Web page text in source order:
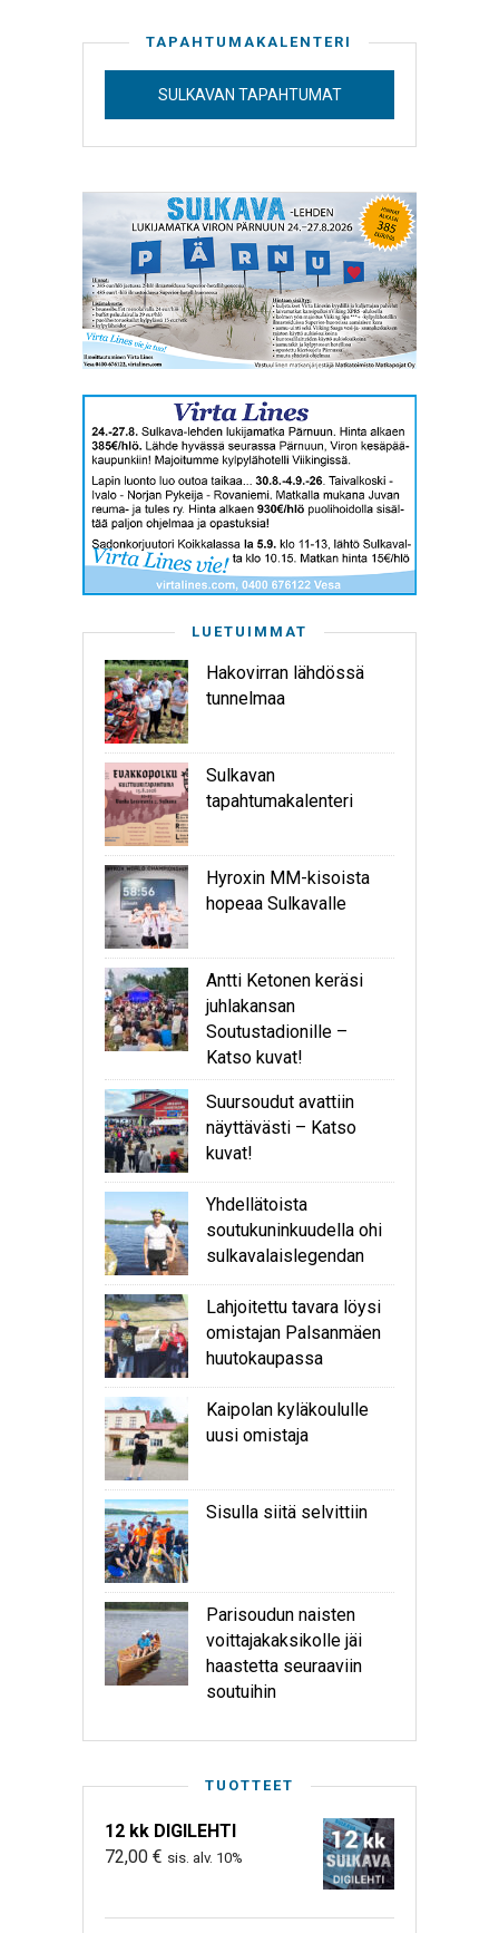
TAPAHTUMAKALENTERI
SULKAVAN TAPAHTUMAT
LUETUIMMAT
Hakovirran lähdössä
tunnelmaa
Sulkavan
tapahtumakalenteri
Hyroxin MM-kisoista
hopeaa Sulkavalle
Antti Ketonen keräsi
juhlakansan
Soutustadionille –
Katso kuvat!
Suursoudut avattiin
näyttävästi – Katso
kuvat!
Yhdellätoista
soutukuninkuudella ohi
sulkavalaislegendan
Lahjoitettu tavara löysi
omistajan Palsanmäen
huutokaupassa
Kaipolan kyläkoululle
uusi omistaja
Sisulla siitä selvittiin
Parisoudun naisten
voittajakaksikolle jäi
haastetta seuraaviin
soutuihin
TUOTTEET
12 kk DIGILEHTI
72,00 € sis. alv. 10%